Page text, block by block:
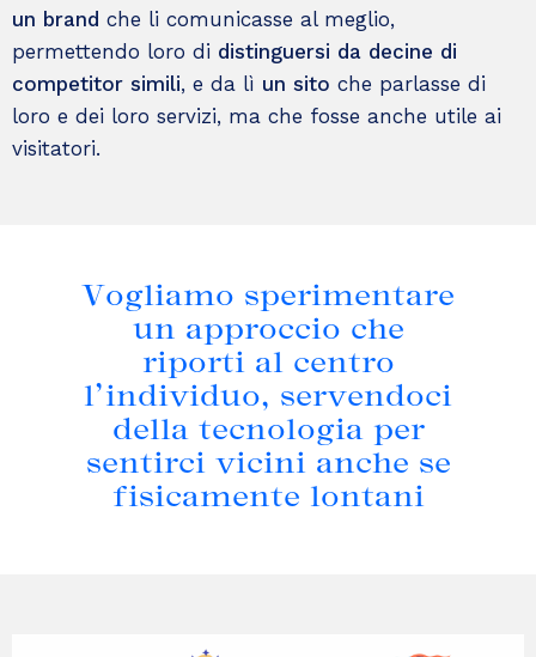
un brand che li comunicasse al meglio,
permettendo loro di distinguersi da decine di
competitor simili, e da lì un sito che parlasse di
loro e dei loro servizi, ma che fosse anche utile ai
visitatori.
Vogliamo sperimentare
un approccio che
riporti al centro
l’individuo, servendoci
della tecnologia per
sentirci vicini anche se
fisicamente lontani